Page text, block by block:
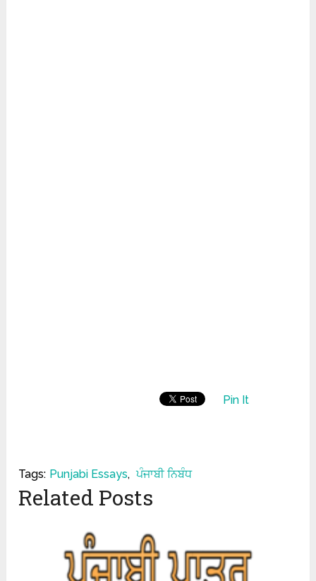
Pin It
Tags: Punjabi Essays, ਪੰਜਾਬੀ ਨਿਬੰਧ
Related Posts